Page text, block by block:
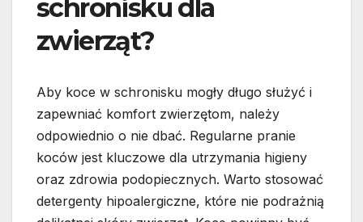
schronisku dla
zwierząt?
Aby koce w schronisku mogły długo służyć i
zapewniać komfort zwierzętom, należy
odpowiednio o nie dbać. Regularne pranie
koców jest kluczowe dla utrzymania higieny
oraz zdrowia podopiecznych. Warto stosować
detergenty hipoalergiczne, które nie podrażnią